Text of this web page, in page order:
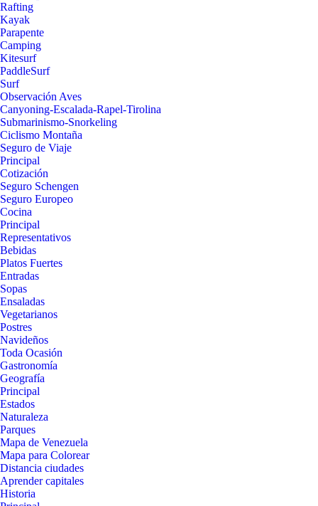
Rafting
Kayak
Parapente
Camping
Kitesurf
PaddleSurf
Surf
Observación Aves
Canyoning-Escalada-Rapel-Tirolina
Submarinismo-Snorkeling
Ciclismo Montaña
Seguro de Viaje
Principal
Cotización
Seguro Schengen
Seguro Europeo
Cocina
Principal
Representativos
Bebidas
Platos Fuertes
Entradas
Sopas
Ensaladas
Vegetarianos
Postres
Navideños
Toda Ocasión
Gastronomía
Geografía
Principal
Estados
Naturaleza
Parques
Mapa de Venezuela
Mapa para Colorear
Distancia ciudades
Aprender capitales
Historia